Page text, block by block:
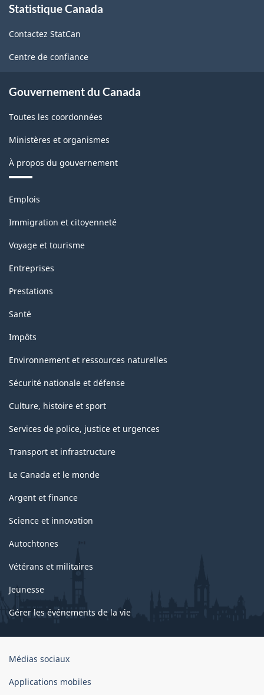
propos
ce
site
Statistique Canada
Contactez StatCan
Centre de confiance
Gouvernement du Canada
Toutes les coordonnées
Ministères et organismes
À propos du gouvernement
Thèmes
sujets
Emplois
Immigration et citoyenneté
Voyage et tourisme
Entreprises
Prestations
Santé
Impôts
Environnement et ressources naturelles
Sécurité nationale et défense
Culture, histoire et sport
Services de police, justice et urgences
Transport et infrastructure
Le Canada et le monde
Argent et finance
Science et innovation
Autochtones
Vétérans et militaires
Jeunesse
Gérer les événements de la vie
Organisation
gouvernement
Médias sociaux
Applications mobiles